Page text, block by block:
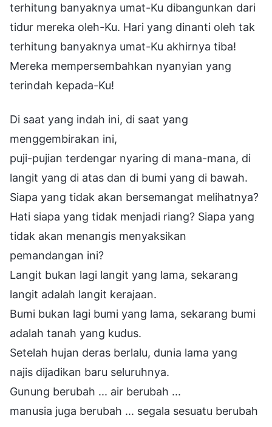
terhitung banyaknya umat-Ku dibangunkan dari
tidur mereka oleh-Ku. Hari yang dinanti oleh tak
terhitung banyaknya umat-Ku akhirnya tiba!
Mereka mempersembahkan nyanyian yang
terindah kepada-Ku!
Di saat yang indah ini, di saat yang
menggembirakan ini,
puji-pujian terdengar nyaring di mana-mana, di
langit yang di atas dan di bumi yang di bawah.
Siapa yang tidak akan bersemangat melihatnya?
Hati siapa yang tidak menjadi riang? Siapa yang
tidak akan menangis menyaksikan
pemandangan ini?
Langit bukan lagi langit yang lama, sekarang
langit adalah langit kerajaan.
Bumi bukan lagi bumi yang lama, sekarang bumi
adalah tanah yang kudus.
Setelah hujan deras berlalu, dunia lama yang
najis dijadikan baru seluruhnya.
Gunung berubah ... air berubah ...
manusia juga berubah ... segala sesuatu berubah